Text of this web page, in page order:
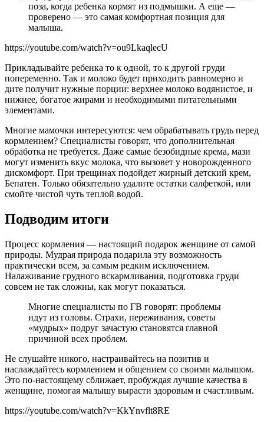
поза, когда ребенка кормят из подмышки. А еще —
проверено — это самая комфортная позиция для
малыша.
https://youtube.com/watch?v=ou9LkaqlecU
Прикладывайте ребенка то к одной, то к другой груди
попеременно. Так и молоко будет приходить равномерно и
дите получит нужные порции: верхнее молоко водянистое, и
нижнее, богатое жирами и необходимыми питательными
элементами.
Многие мамочки интересуются: чем обрабатывать грудь перед
кормлением? Специалисты говорят, что дополнительная
обработка не требуется. Даже самые безобидные крема, мази
могут изменить вкус молока, что вызовет у новорожденного
дискомфорт. При трещинах подойдет жирный детский крем,
Бепатен. Только обязательно удалите остатки салфеткой, или
смойте чистой чуть теплой водой.
Подводим итоги
Процесс кормления — настоящий подарок женщине от самой
природы. Мудрая природа подарила эту возможность
практически всем, за самым редким исключением.
Налаживание грудного вскармливания, подготовка груди
совсем не так сложны, как могут показаться.
Многие специалисты по ГВ говорят: проблемы
идут из головы. Страхи, переживания, советы
«мудрых» подруг зачастую становятся главной
причиной всех проблем.
Не слушайте никого, настраивайтесь на позитив и
наслаждайтесь кормлением и общением со своими малышом.
Это по-настоящему сближает, пробуждая лучшие качества в
женщине, помогая малышу вырасти здоровым и счастливым.
https://youtube.com/watch?v=KkYnvflt8RE